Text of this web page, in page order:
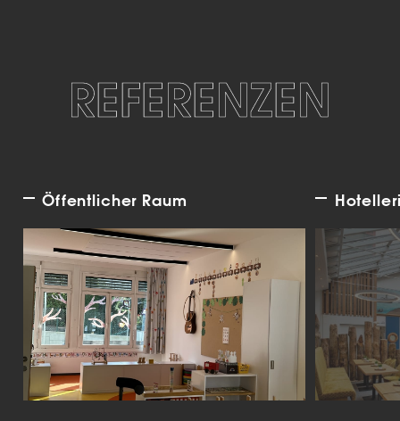
REFERENZEN
Öffentlicher Raum